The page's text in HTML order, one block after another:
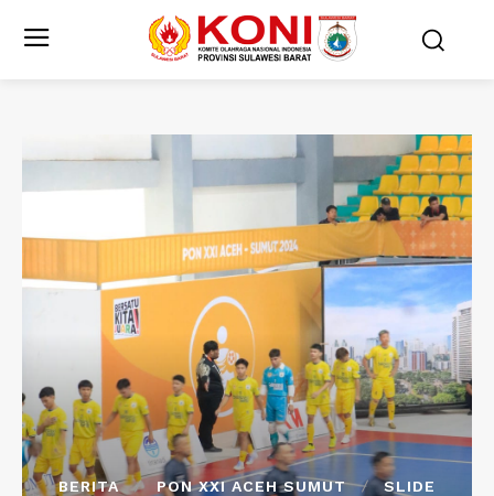
BERITA PON XXI ACEH SUMUT SLIDE